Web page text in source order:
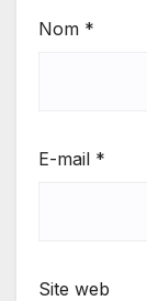
Nom *
E-mail *
Site web